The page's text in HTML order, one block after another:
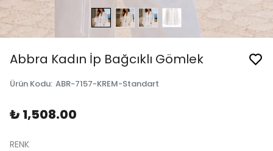
Abbra Kadın İp Bağcıklı Gömlek
Ürün Kodu: ABR-7157-KREM-Standart
₺ 1,508.00
RENK